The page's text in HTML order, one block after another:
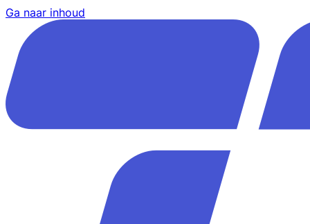
Ga naar inhoud